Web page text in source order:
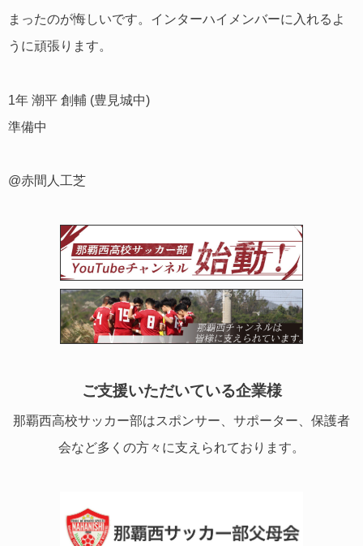
まったのが悔しいです。インターハイメンバーに入れるよ
うに頑張ります。
1年 潮平 創輔 (豊見城中)
準備中
@赤間人工芝
ご支援いただいている企業様
那覇西高校サッカー部はスポンサー、サポーター、保護者
会など多くの方々に支えられております。